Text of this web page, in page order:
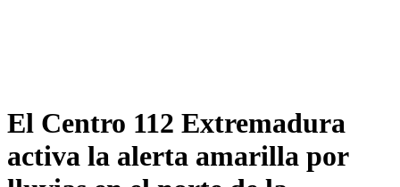
El Centro 112 Extremadura
activa la alerta amarilla por